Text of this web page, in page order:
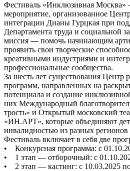
Фестиваль «Инклюзивная Москва»
мероприятие, организованное
интеграции Дианы Гурцкая при
Департамента труда и социальной
миссия — помочь начинающим
проявить свои творческие
креативными индустриями и
профессиональные сообщества.
За шесть лет существования Центр
программ, направленных на
потенциала и создание
них Международный
трость» и Открытый московский
«ИН.АРТ», которые объединяют
инвалидностью из разных
Фестиваль включает в себя две
• Конкурсная программа: с
• 1 этап — отборочный: с
• 2 этап — кастинг: с 10.03.2025